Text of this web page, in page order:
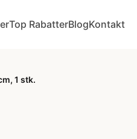
Top RabatterBlogKontakt
1 stk.